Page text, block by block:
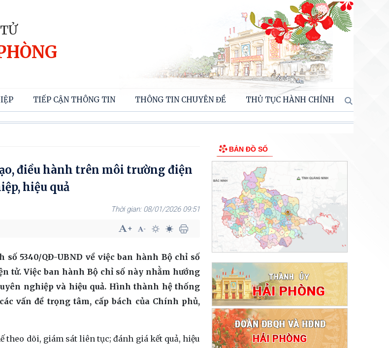
TIẾP CẬN THÔNG TIN THÔNG TIN CHUYÊN ĐỀ THỦ TỤC HÀNH CHÍNH
điều hành trên môi trường điện
hiệu quả
08/01/2026 09:51
5340/QĐ-UBND về việc ban hành Bộ chỉ số
tử. Việc ban hành Bộ chỉ số này nhằm hướng
nghiệp và hiệu quả. Hình thành hệ thống
vấn đề trọng tâm, cấp bách của Chính phủ,
theo dõi, giám sát liên tục; đánh giá kết quả, hiệu
BẢN ĐỒ SỐ